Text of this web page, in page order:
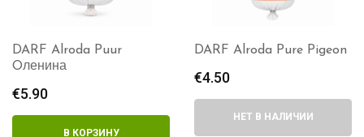
DARF Alroda Puur
Oленина
€5.90
В КОРЗИНУ
DARF Alroda Pure Pigeon
€4.50
НЕТ В НАЛИЧИИ